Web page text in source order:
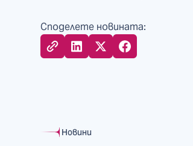
Споделете новината:
Новини